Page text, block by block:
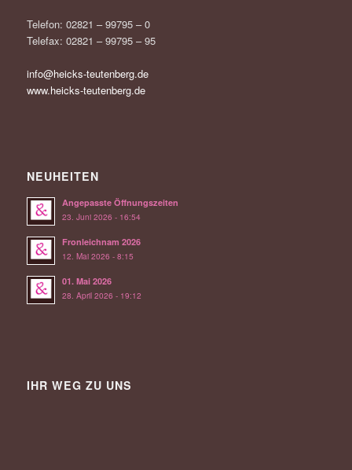
Telefon: 02821 – 99795 – 0
Telefax: 02821 – 99795 – 95
info@heicks-teutenberg.de
www.heicks-teutenberg.de
NEUHEITEN
Angepasste Öffnungszeiten
23. Juni 2026 - 16:54
Fronleichnam 2026
12. Mai 2026 - 8:15
01. Mai 2026
28. April 2026 - 19:12
IHR WEG ZU UNS